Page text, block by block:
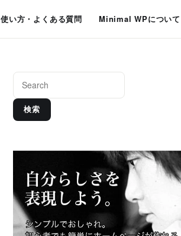
使い方・よくある質問 Minimal WPについて
検索